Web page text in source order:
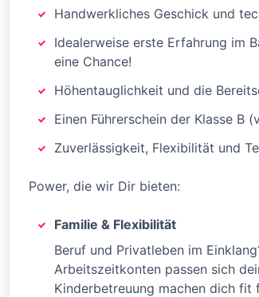
Handwerkliches Geschick und
Idealerweise erste Erfahrung im
eine Chance!
Höhentauglichkeit und die
Einen Führerschein der Klasse B
Zuverlässigkeit, Flexibilität und
Power, die wir Dir bieten:
Familie & Flexibilität
Beruf und Privatleben im
Arbeitszeitkonten passen sich
Kinderbetreuung machen dich fit